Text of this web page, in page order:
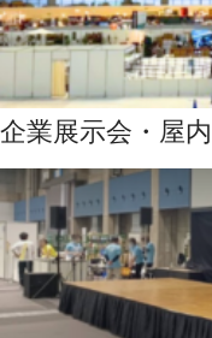
企業展示会・屋